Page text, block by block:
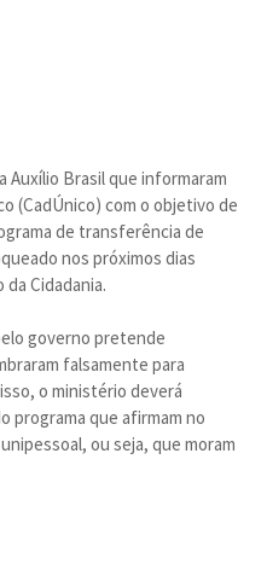
Auxílio Brasil que informaram
(CadÚnico) com o objetivo de
de transferência de
nos próximos dias
Cidadania.
governo pretende
falsamente para
o ministério deverá
programa que afirmam no
ou seja, que moram